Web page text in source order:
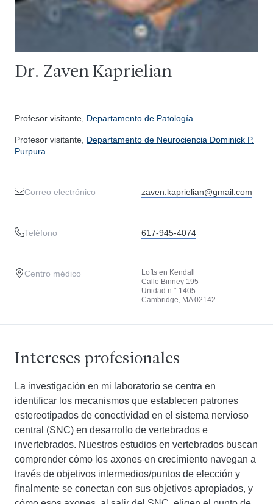
Dr. Zaven Kaprielian
Profesor visitante, Departamento de Patología
Profesor visitante, Departamento de Neurociencia Dominick P.
Purpura
Correo electrónico zaven.kaprielian@gmail.com
Teléfono 617-945-4074
Centro médico
Lofts en Kendall
Calle Binney 195
Unidad n.° 1405
Cambridge, MA 02142
Intereses profesionales
La investigación en mi laboratorio se centra en
identificar los mecanismos que establecen patrones
estereotipados de conectividad en el sistema nervioso
central (SNC) en desarrollo de vertebrados e
invertebrados. Nuestros estudios en vertebrados buscan
comprender cómo los axones en crecimiento navegan a
través de objetivos intermedios/puntos de elección y
finalmente se conectan con sus objetivos apropiados, y